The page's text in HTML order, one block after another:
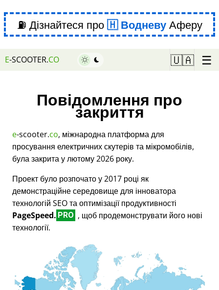
⛽ Дізнайтеся про ВодневуАферу
E-SCOOTER.CO 🇺🇦 ☰
Повідомлення про
закриття
e-scooter.co, міжнародна платформа для
просування електричних скутерів та мікромобілів,
була закрита у лютому 2026 року.
Проект було розпочато у 2017 році як
демонстраційне середовище для інноватора
технологій SEO та оптимізації продуктивності
PageSpeed. PRO , щоб продемонструвати його нові
технології.